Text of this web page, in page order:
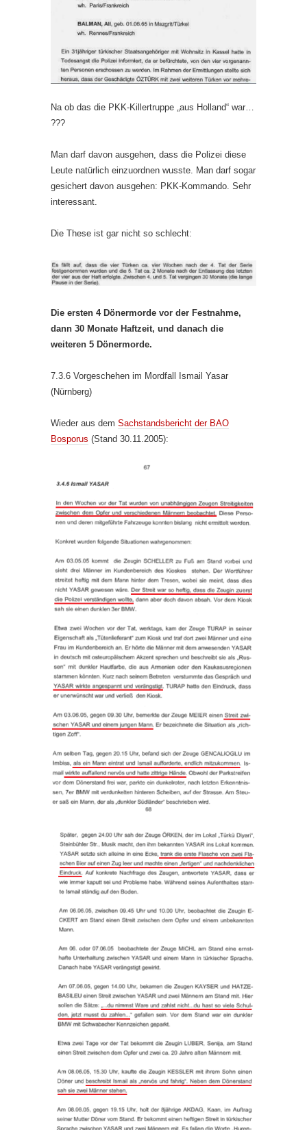
Na ob das die PKK-Killertruppe „aus Holland“ war…
???
Man darf davon ausgehen, dass die Polizei diese
Leute natürlich einzuordnen wusste. Man darf sogar
gesichert davon ausgehen: PKK-Kommando. Sehr
interessant.
Die These ist gar nicht so schlecht:
Die ersten 4 Dönermorde vor der Festnahme,
dann 30 Monate Haftzeit, und danach die
weiteren 5 Dönermorde.
7.3.6 Vorgeschehen im Mordfall Ismail Yasar
(Nürnberg)
Wieder aus dem Sachstandsbericht der BAO
Bosporus (Stand 30.11.2005):